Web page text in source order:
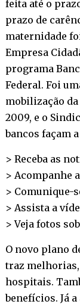
feita até o
prazo de
maternidade
Empresa
programa
Federal. Foi
mobilização
2009, e o
bancos façam
> Receba as
> Acompanhe
> Comunique-
> Assista a
> Veja fotos
O novo plano
traz melhorias,
hospitais.
benefícios. Já